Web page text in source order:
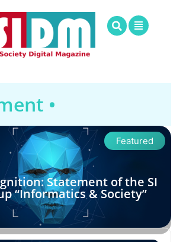
•
Featured
Statement of the SI
“Informatics & Society”